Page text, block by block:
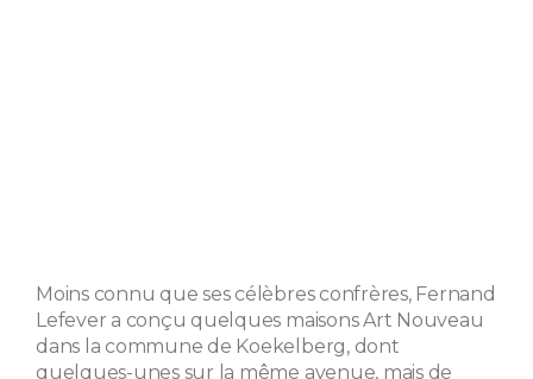
Moins connu que ses célèbres confrères, Fernand
Lefever a conçu quelques maisons Art Nouveau
dans la commune de Koekelberg, dont
quelques-unes sur la même avenue, mais de